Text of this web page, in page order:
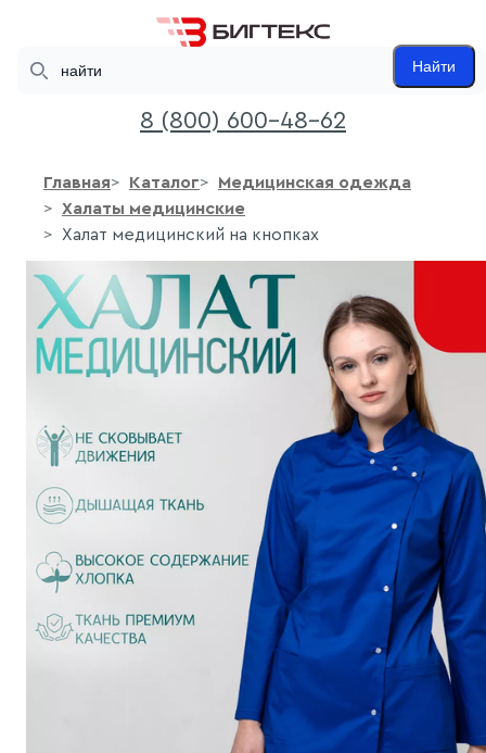
Найти
8 (800) 600-48-62
Главная Каталог
Медицинская одежда
Халаты медицинские
Халат медицинский на кнопках